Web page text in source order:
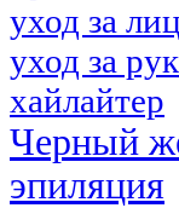
уход за
уход за
хайлайтер
Черный
эпиляция